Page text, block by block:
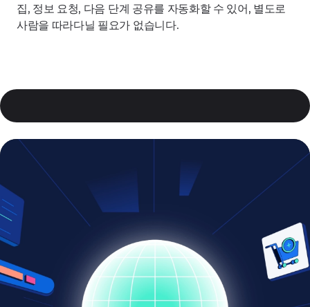
집, 정보 요청, 다음 단계 공유를 자동화할 수 있어, 별도로
사람을 따라다닐 필요가 없습니다.